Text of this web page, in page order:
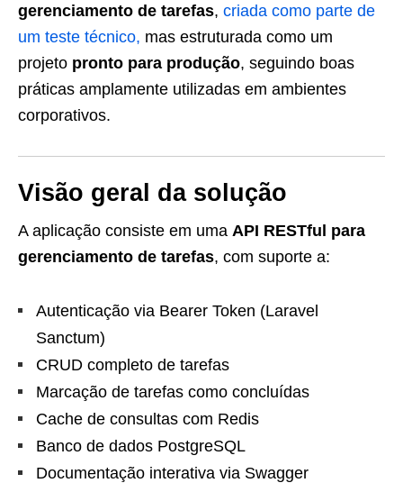
gerenciamento de tarefas, criada como parte de
um teste técnico, mas estruturada como um
projeto pronto para produção, seguindo boas
práticas amplamente utilizadas em ambientes
corporativos.
Visão geral da solução
A aplicação consiste em uma API RESTful para
gerenciamento de tarefas, com suporte a:
Autenticação via Bearer Token (Laravel
Sanctum)
CRUD completo de tarefas
Marcação de tarefas como concluídas
Cache de consultas com Redis
Banco de dados PostgreSQL
Documentação interativa via Swagger